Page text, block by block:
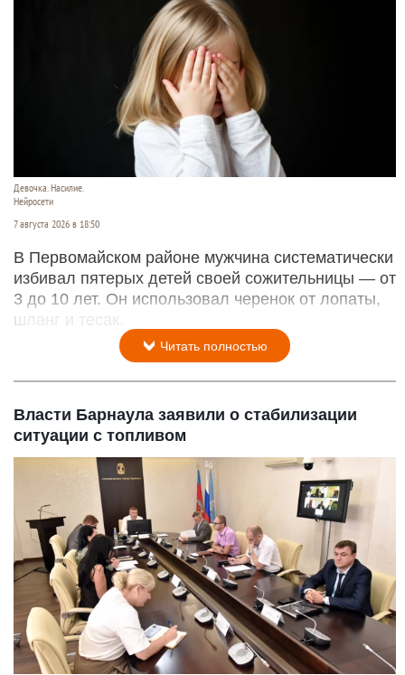
Девочка. Насилие.
Нейросети
7 августа 2026 в 18:50
В Первомайском районе мужчина систематически
избивал пятерых детей своей сожительницы — от
3 до 10 лет. Он использовал черенок от лопаты,
шланг и тесак.
Читать полностью
Власти Барнаула заявили о стабилизации
ситуации с топливом